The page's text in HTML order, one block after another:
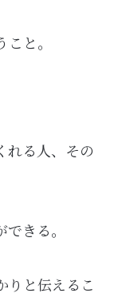
と。
れる人、その
きる。
りと伝えるこ